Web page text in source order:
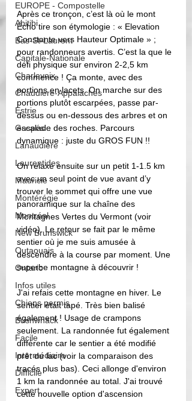
EUROPE - Compostelle
Abitibi
Bas-St-Laurent
Capitale-Nationale
Charlevoix
Chaudière-Appalaches
Estrie
Gaspésie
Lanaudière
Laurentides
Mauricie
Montérégie
Montréal
New Brunswick
Outaouais
Ontario
Infos utiles
Chiens permis
Bushwhack
Facile
Intermédiaire
Difficile
Expert
Après ce tronçon, c’est là où le mont
Écho tire son étymologie : « Elevation
Constante vers Hauteur Optimale » ;
pour randonneurs avertis. C’est la que le
défi physique sur environ 2-2,5 km
commence ! Ça monte, avec des
portions en lacets. On marche sur des
portions plutôt escarpées, passe par-
dessus ou en-dessous des arbres et on
escalade des roches. Parcours
dynamique : juste du GROS FUN !!
On relaxe ensuite sur un petit 1-1.5 km
avec un seul point de vue avant d’y
trouver le sommet qui offre une vue
panoramique sur la chaîne des
Montagnes Vertes du Vermont (voir
vidéo). Le retour se fait par le même
sentier où je me suis amusée à
descendre à la course par moment. Une
superbe montagne à découvrir !
J'ai refais cette montagne en hiver. Le
sentier était tapé. Très bien balisé
également ! Usage de crampons
seulement. La randonnée fut également
différente car le sentier a été modifié
prêt du lac (voir la comparaison des
tracés plus bas). Ceci allonge d'environ
1 km la randonnée au total. J'ai trouvé
cette nouvelle option d'ascension